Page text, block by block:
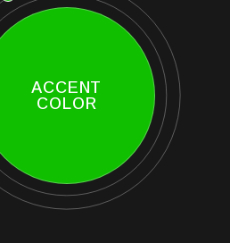
ACCENT
COLOR